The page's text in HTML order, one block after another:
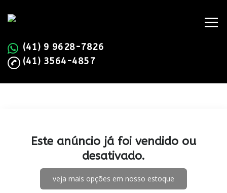
(41) 9 9628-7826
(41) 3564-4857
Este anúncio já foi vendido ou
desativado.
veja mais opções em nosso estoque